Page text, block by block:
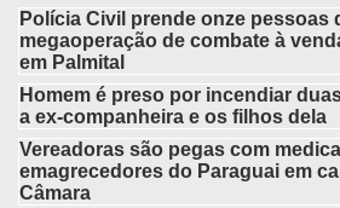
Polícia Civil prende onze pessoas
megaoperação de combate à
em Palmital
Homem é preso por incendiar
a ex-companheira e os filhos dela
Vereadoras são pegas com
emagrecedores do Paraguai em
Câmara